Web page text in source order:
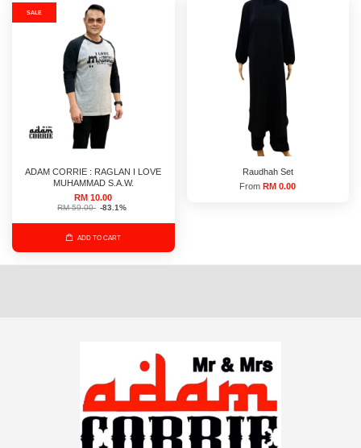
SALE
ADAM CORRIE : RAGLAN I LOVE
MUHAMMAD S.A.W.
RM 10.00
RM 59.00 -83.1%
ADD TO CART
Raudhah Set
FromRM 0.00